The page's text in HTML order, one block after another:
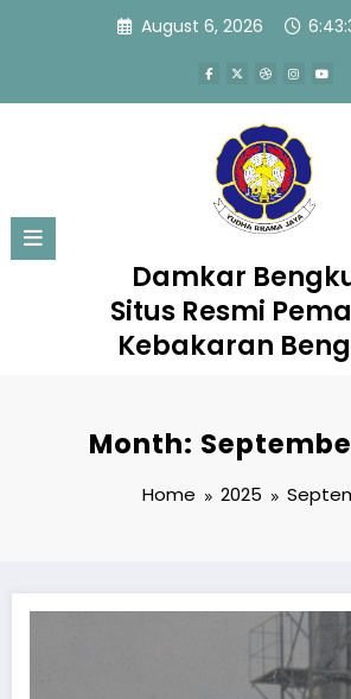
August 6, 2026
Damkar
Situs Resmi
Kebakaran
Month:
Home 2025